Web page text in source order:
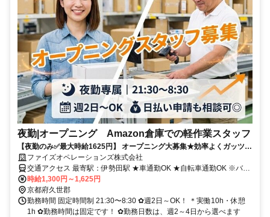
夜勤|オープニング Amazon倉庫での軽作業スタッフ
【夜勤のみ✅️最大時給1625円】 オープニング大募集★効率よくガッツリ
稼ぐならコレ！ もくもく作業＆接客なしのAmazon新倉庫★
ファイズオペレーションズ株式会社
交通アクセス 最寄駅：伊勢田駅 ★車通勤OK ★自転車通勤OK ※バイ
ク通勤不可 【勤務地】 Amazon京都久世DS 【最寄駅】 近鉄「伊勢田
駅」～車9分 近鉄「小倉駅」～車9分 近鉄「大久保駅」～車11分 【バ
スをご利用の方】 京阪バス「新タマキ」バス停から徒歩5分 京阪バス
「久御山工業団地」バス停から徒歩10分 ✅️久御山・宇治市・向日
時給1,300円～1,625円
京都府久世郡
勤務時間 固定時間制 21:30〜8:30 ✿週2日～OK！ ＊実働10h・休憩
1h ✿勤務時間は固定です！ ✿勤務日数は、週2～4日から選べます